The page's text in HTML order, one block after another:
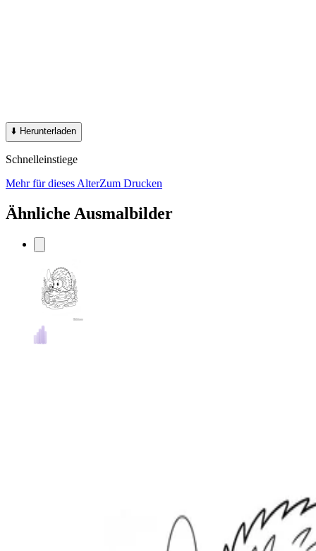
⬇️ Herunterladen
Schnelleinstiege
Mehr für dieses AlterZum Drucken
Ähnliche Ausmalbilder